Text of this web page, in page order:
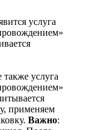
услуга
также услуга
применяем
Важно: